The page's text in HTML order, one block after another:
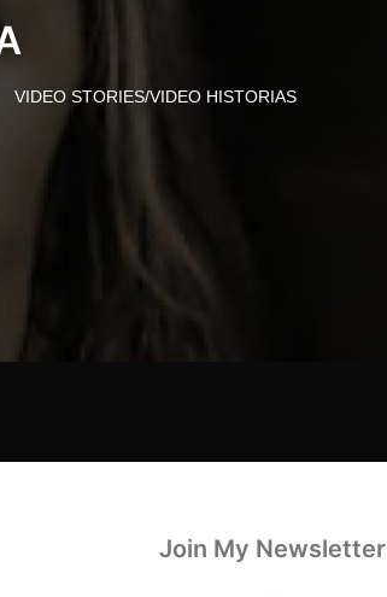
VIDEO STORIES/VIDEO HISTORIAS
Join My Newsletter